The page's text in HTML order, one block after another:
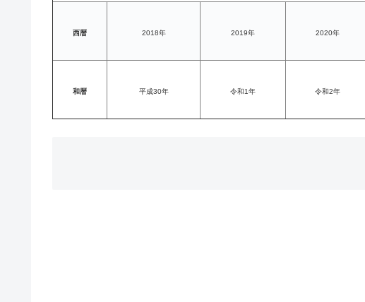
西暦 2018年 2019年 2020年
和暦 平成30年 令和1年 令和2年